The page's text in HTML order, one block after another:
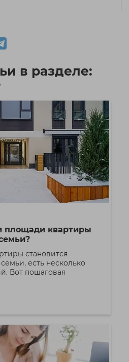
в разделе:
площади квартиры
становится
есть несколько
Вот пошаговая